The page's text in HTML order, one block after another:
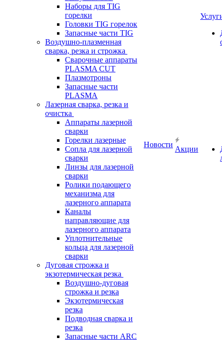
Наборы для TIG
горелки
Головки TIG горелок
Запасные части TIG
Воздушно-плазменная
сварка, резка и строжка
Сварочные аппараты
PLASMA CUT
Плазмотроны
Запасные части
PLASMA
Лазерная сварка, резка и
очистка
Аппараты лазерной
сварки
Горелки лазерные
Сопла для лазерной
сварки
Линзы для лазерной
сварки
Ролики подающего
механизма для
лазерного аппарата
Каналы
направляющие для
лазерного аппарата
Уплотнительные
кольца для лазерной
сварки
Дуговая строжка и
экзотермическая резка
Воздушно-дуговая
строжка и резка
Экзотермическая
резка
Подводная сварка и
резка
Запасные части ARC
Новости
Акции